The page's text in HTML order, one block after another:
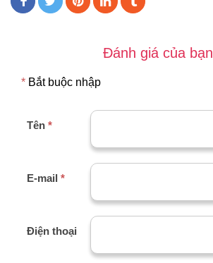
Đánh giá của bạn
* Bắt buộc nhập
Tên *
E-mail *
Điện thoại